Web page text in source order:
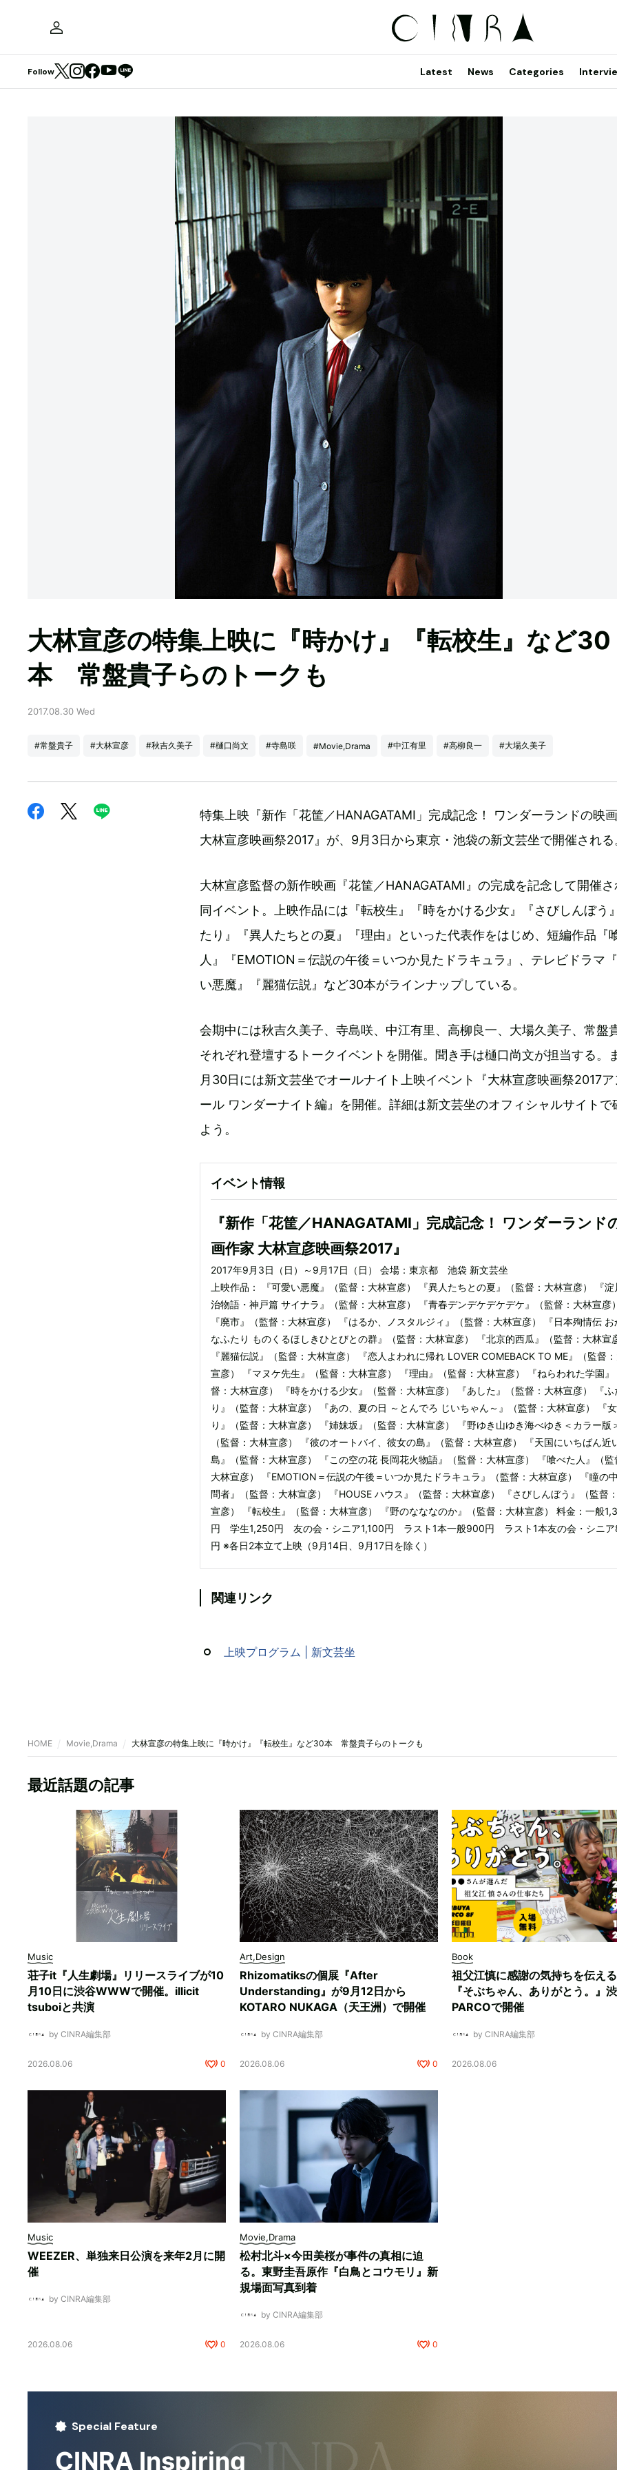
Follow Latest News Categories
大林宣彦の特集上映に『時かけ』『転校生』など30
本 常盤貴子らのトークも
2017.08.30 Wed
#常盤貴子 #大林宣彦 #秋吉久美子 #樋口尚文 #寺島咲 #Movie,Drama #中江有里 #高柳良一 #大場久美子
特集上映『新作「花筐／HANAGATAMI」完成記念！ ワンダーランドの映
大林宣彦映画祭2017』が、9月3日から東京・池袋の新文芸坐で開催される
大林宣彦監督の新作映画『花筐／HANAGATAMI』の完成を記念して開催さ
同イベント。上映作品には『転校生』『時をかける少女』『さびしんぼう
たり』『異人たちとの夏』『理由』といった代表作をはじめ、短編作品『
人』『EMOTION＝伝説の午後＝いつか見たドラキュラ』、テレビドラマ
い悪魔』『麗猫伝説』など30本がラインナップしている。
会期中には秋吉久美子、寺島咲、中江有里、高柳良一、大場久美子、常盤
それぞれ登壇するトークイベントを開催。聞き手は樋口尚文が担当する。
月30日には新文芸坐でオールナイト上映イベント『大林宣彦映画祭2017ア
ール ワンダーナイト編』を開催。詳細は新文芸坐のオフィシャルサイトで
よう。
イベント情報
『新作「花筐／HANAGATAMI」完成記念！ ワンダーランド
画作家 大林宣彦映画祭2017』
2017年9月3日（日）～9月17日（日） 会場：東京都 池袋 新文芸坐
上映作品： 『可愛い悪魔』（監督：大林宣彦） 『異人たちとの夏』（監督：大林宣彦） 『淀
治物語・神戸篇 サイナラ』（監督：大林宣彦） 『青春デンデケデケデケ』（監督：大林宣彦）
『廃市』（監督：大林宣彦） 『はるか、ノスタルジィ』（監督：大林宣彦） 『日本殉情伝 お
なふたり ものくるほしきひとびとの群』（監督：大林宣彦） 『北京的西瓜』（監督：大林宣
『麗猫伝説』（監督：大林宣彦） 『恋人よわれに帰れ LOVER COMEBACK TO ME』（監督
宣彦） 『マヌケ先生』（監督：大林宣彦） 『理由』（監督：大林宣彦） 『ねらわれた学園』
督：大林宣彦） 『時をかける少女』（監督：大林宣彦） 『あした』（監督：大林宣彦） 『ふ
り』（監督：大林宣彦） 『あの、夏の日 ～とんでろ じいちゃん～』（監督：大林宣彦） 『
り』（監督：大林宣彦） 『姉妹坂』（監督：大林宣彦） 『野ゆき山ゆき海べゆき＜カラー版
（監督：大林宣彦） 『彼のオートバイ、彼女の島』（監督：大林宣彦） 『天国にいちばん近
島』（監督：大林宣彦） 『この空の花 長岡花火物語』（監督：大林宣彦） 『喰べた人』（監
大林宣彦） 『EMOTION＝伝説の午後＝いつか見たドラキュラ』（監督：大林宣彦） 『瞳の
問者』（監督：大林宣彦） 『HOUSE ハウス』（監督：大林宣彦） 『さびしんぼう』（監督
宣彦） 『転校生』（監督：大林宣彦） 『野のなななのか』（監督：大林宣彦） 料金：一般
円 学生1,250円 友の会・シニア1,100円 ラスト1本一般900円 ラスト1本友の会・シニ
円 ※各日2本立て上映（9月14日、9月17日を除く）
関連リンク
上映プログラム | 新文芸坐
HOME Movie,Drama 大林宣彦の特集上映に『時かけ』『転校生』など30本 常盤貴子らのトークも
最近話題の記事
Music
荘子it『人生劇場』リリースライブが10
月10日に渋谷WWWで開催。illicit
tsuboiと共演
by CINRA編集部
2026.08.06 0
Art,Design
Rhizomatiksの個展『After
Understanding』が9月12日から
KOTARO NUKAGA（天王洲）で開催
by CINRA編集部
2026.08.06 0
Book
祖父江慎に感謝の気持ちを伝え
『そぶちゃん、ありがとう。』
PARCOで開催
by CINRA編集部
2026.08.06
Music
WEEZER、単独来日公演を来年2月に開
催
by CINRA編集部
2026.08.06 0
Movie,Drama
松村北斗×今田美桜が事件の真相に迫
る。東野圭吾原作『白鳥とコウモリ』新
規場面写真到着
by CINRA編集部
2026.08.06 0
Special Feature
CINRA Inspiring